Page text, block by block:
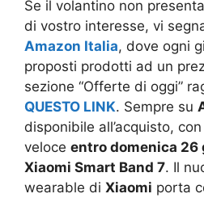
Se il volantino non
di vostro interesse, vi
Amazon Italia, dove ogni
proposti prodotti ad un
sezione “Offerte di oggi”
QUESTO LINK. Sempre su
disponibile all’acquisto,
veloce entro domenica 26
Xiaomi Smart Band 7. Il
wearable di Xiaomi porta